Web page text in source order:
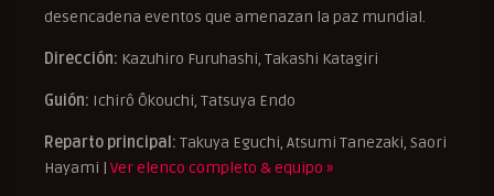
desencadena eventos que amenazan la paz mundial.
Dirección: Kazuhiro Furuhashi, Takashi Katagiri
Guión: Ichirô Ôkouchi, Tatsuya Endo
Reparto principal: Takuya Eguchi, Atsumi Tanezaki, Saori
Hayami | Ver elenco completo & equipo »